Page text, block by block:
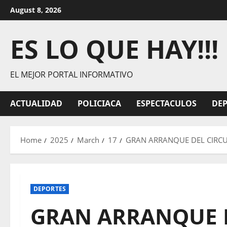
Skip
to
August 8, 2026
ES LO QUE HAY!!!
EL MEJOR PORTAL INFORMATIVO
ACTUALIDAD POLICIACA ESPECTACULOS
Home 2025 March 17 GRAN ARRANQUE DEL
DEPORTES
GRAN ARRANQUE